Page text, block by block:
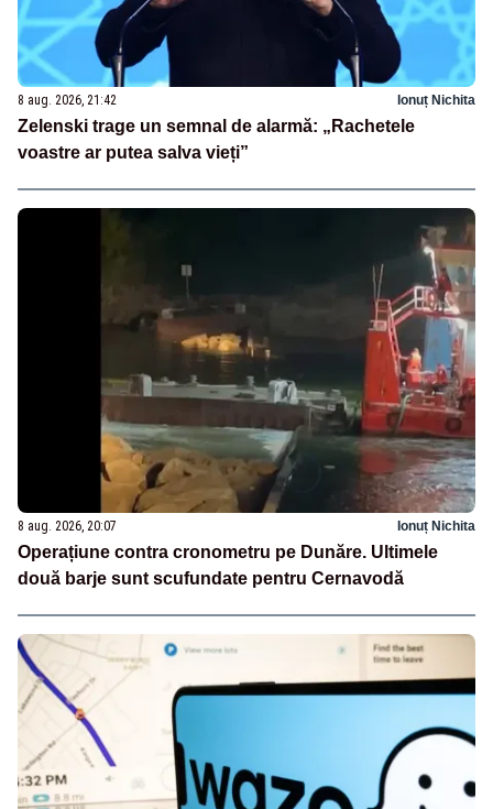
8 aug. 2026, 21:42 Ionuț Nichita
Zelenski trage un semnal de alarmă: „Rachetele
voastre ar putea salva vieți”
8 aug. 2026, 20:07 Ionuț Nichita
Operațiune contra cronometru pe Dunăre. Ultimele
două barje sunt scufundate pentru Cernavodă